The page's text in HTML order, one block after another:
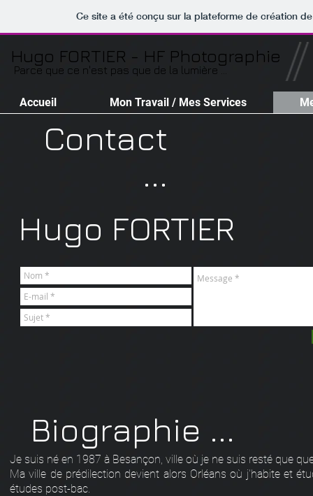
Ce site a été conçu sur la plateforme de création
Hugo FORTIER - HF Photographie
Parce que ce n'est pas que de la lumière ...
Accueil Mon Travail / Mes Services
Contact
...
Hugo FORTIER
Biographie ...
Je suis né en 1987 à Besançon, ville où je ne suis resté que
Ma ville de prédilection devient alors Orléans où j'habite et
études post-bac.